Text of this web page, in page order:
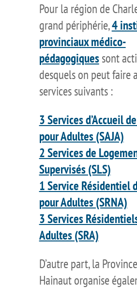
Pour la région de
grand périphérie,4
provinciaux médico-
pédagogiquessont
desquels on peut faire
services suivants :
3 Services d’Accueil
pour Adultes (SAJA)
2 Services de
Supervisés (SLS)
1 Service Résidentiel
pour Adultes (SRNA)
3 Services
Adultes (SRA)
D’autre part, la
Hainaut organise